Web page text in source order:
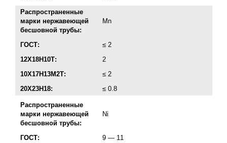
Распространенные
марки нержавеющей
бесшовной трубы:
Mn
ГОСТ:
≤ 2
12Х18Н10Т:
2
10Х17Н13М2Т:
≤ 2
20Х23Н18:
≤ 0.8
Распространенные
марки нержавеющей
бесшовной трубы:
Ni
ГОСТ: 9 — 11